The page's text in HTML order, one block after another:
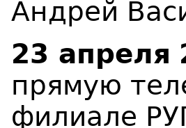
Андрей
23 апреля
прямую
филиале